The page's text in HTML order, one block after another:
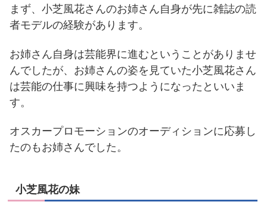
まず、小芝風花さんのお姉さん自身が先に雑誌の読
者モデルの経験があります。
お姉さん自身は芸能界に進むということがありませ
んでしたが、お姉さんの姿を見ていた小芝風花さん
は芸能の仕事に興味を持つようになったといいま
す。
オスカープロモーションのオーディションに応募し
たのもお姉さんでした。
小芝風花の妹